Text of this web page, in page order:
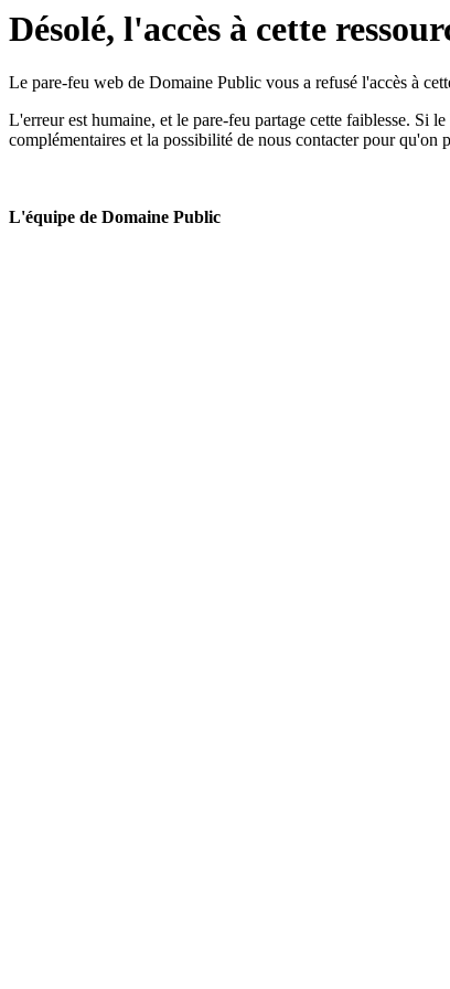
Désolé, l'accès à cette
Le pare-feu web de Domaine Public vous a refusé l'accès à
L'erreur est humaine, et le pare-feu partage cette faiblesse. Si
complémentaires et la possibilité de nous contacter pour qu'on
L'équipe de Domaine Public